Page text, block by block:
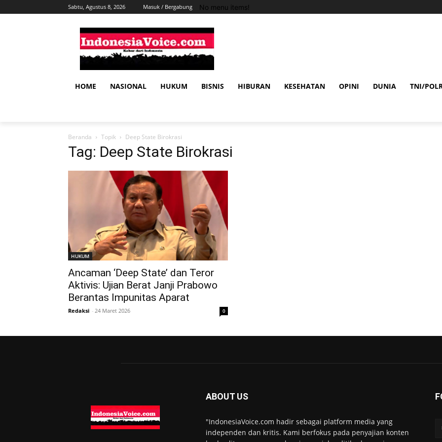
Sabtu, Agustus 8, 2026 Masuk / Bergabung No menu items!
HOME NASIONAL HUKUM BISNIS HIBURAN KESEHATAN OPINI DUNIA TNI/
Beranda Topik Deep State Birokrasi
Tag: Deep State Birokrasi
HUKUM
Ancaman ‘Deep State’ dan Teror
Aktivis: Ujian Berat Janji Prabowo
Berantas Impunitas Aparat
Redaksi - 24 Maret 2026 0
ABOUT US
"IndonesiaVoice.com hadir sebagai platform media yang
independen dan kritis. Kami berfokus pada penyajian konten